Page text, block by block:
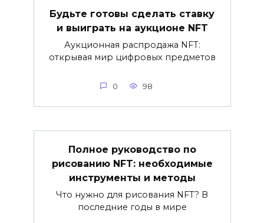
Будьте готовы сделать ставку
и выиграть на аукционе NFT
Аукционная распродажа NFT:
открывая мир цифровых предметов
0 98
Полное руководство по
рисованию NFT: необходимые
инструменты и методы
Что нужно для рисования NFT? В
последние годы в мире